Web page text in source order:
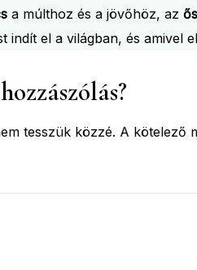
a múlthoz és a jövőhöz, az
indít el a világban, és amivel
tesszük közzé. A kötelező